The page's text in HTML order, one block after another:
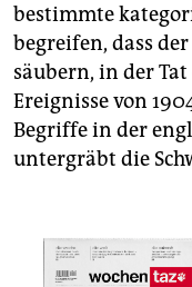
bestimmte
begreifen, dass
säubern, in der
Ereignisse von
Begriffe in der
untergräbt die